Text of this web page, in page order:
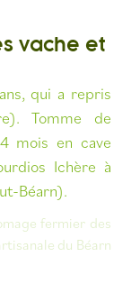
vache et
qui a repris
Tomme de
mois en cave
Ichère à
Béarn).
fermier des
du Béarn